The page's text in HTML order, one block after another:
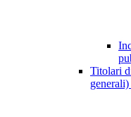
Titolari
generali)